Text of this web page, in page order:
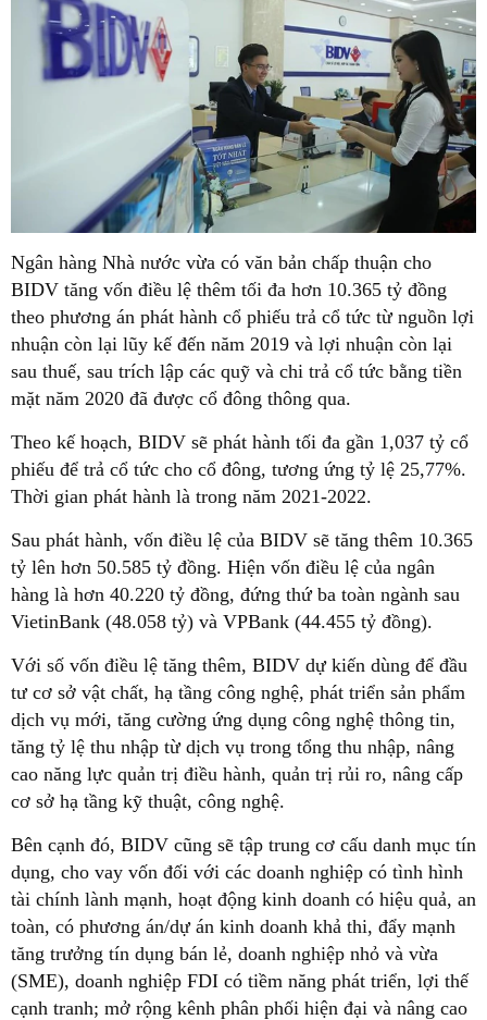
Ngân hàng Nhà nước vừa có văn bản chấp thuận cho
BIDV tăng vốn điều lệ thêm tối đa hơn 10.365 tỷ đồng
theo phương án phát hành cổ phiếu trả cổ tức từ nguồn lợi
nhuận còn lại lũy kế đến năm 2019 và lợi nhuận còn lại
sau thuế, sau trích lập các quỹ và chi trả cổ tức bằng tiền
mặt năm 2020 đã được cổ đông thông qua.
Theo kế hoạch, BIDV sẽ phát hành tối đa gần 1,037 tỷ cổ
phiếu để trả cổ tức cho cổ đông, tương ứng tỷ lệ 25,77%.
Thời gian phát hành là trong năm 2021-2022.
Sau phát hành, vốn điều lệ của BIDV sẽ tăng thêm 10.365
tỷ lên hơn 50.585 tỷ đồng. Hiện vốn điều lệ của ngân
hàng là hơn 40.220 tỷ đồng, đứng thứ ba toàn ngành sau
VietinBank (48.058 tỷ) và VPBank (44.455 tỷ đồng).
Với số vốn điều lệ tăng thêm, BIDV dự kiến dùng để đầu
tư cơ sở vật chất, hạ tầng công nghệ, phát triển sản phẩm
dịch vụ mới, tăng cường ứng dụng công nghệ thông tin,
tăng tỷ lệ thu nhập từ dịch vụ trong tổng thu nhập, nâng
cao năng lực quản trị điều hành, quản trị rủi ro, nâng cấp
cơ sở hạ tầng kỹ thuật, công nghệ.
Bên cạnh đó, BIDV cũng sẽ tập trung cơ cấu danh mục tín
dụng, cho vay vốn đối với các doanh nghiệp có tình hình
tài chính lành mạnh, hoạt động kinh doanh có hiệu quả, an
toàn, có phương án/dự án kinh doanh khả thi, đẩy mạnh
tăng trưởng tín dụng bán lẻ, doanh nghiệp nhỏ và vừa
(SME), doanh nghiệp FDI có tiềm năng phát triển, lợi thế
cạnh tranh; mở rộng kênh phân phối hiện đại và nâng cao